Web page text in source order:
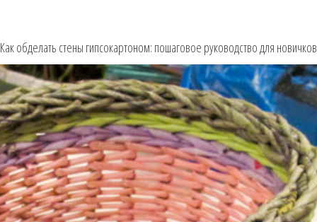
Как обделать стены гипсокартоном: пошаговое руководство для новичков